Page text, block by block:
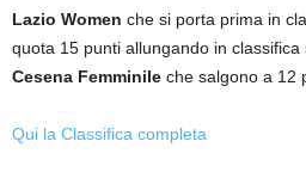
Lazio Women che si porta prima in
quota 15 punti allungando in classifica
Cesena Femminile che salgono a 12
Qui la Classifica completa